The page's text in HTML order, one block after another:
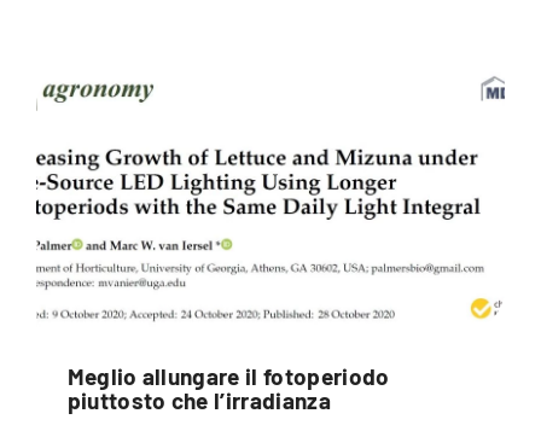
Meglio allungare il fotoperiodo
piuttosto che l’irradianza